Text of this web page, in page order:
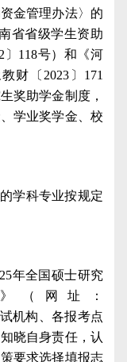
金管理办法〉的
省省级学生资助
〕 118号）和《河
财〔 2023 〕 171
奖助学金制度，
学业奖学金、校
学科专业按规定
年全国硕士研究
（网址：
机构、各报考点
晓自身责任，认
要求选择填报志